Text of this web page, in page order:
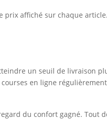
affiché sur chaque
un seuil de livraison
en ligne
du confort gagné. Tout